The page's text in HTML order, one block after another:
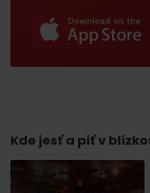
Kde jesť a piť v
Príchod